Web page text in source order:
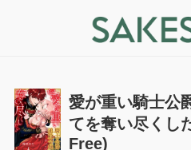
愛が重い騎士公
てを奪い尽くし
Free)